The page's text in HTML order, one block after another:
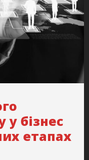
у бізнес
етапах